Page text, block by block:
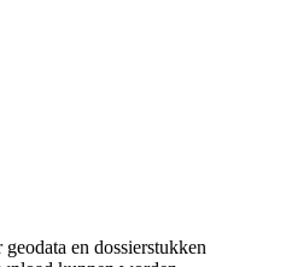
en dossierstukken